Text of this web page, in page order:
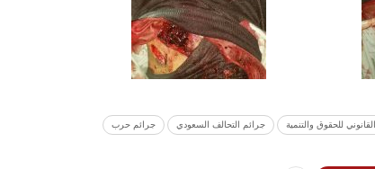
للحقوق والتنمية جرائم التحالف السعودي جرائم حرب